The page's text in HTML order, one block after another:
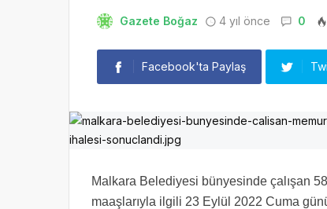
Gazete Boğaz 4 yıl önce 0
Facebook'ta Paylaş
Malkara Belediyesi bünyesinde çalışan
maaşlarıyla ilgili 23 Eylül 2022 Cuma